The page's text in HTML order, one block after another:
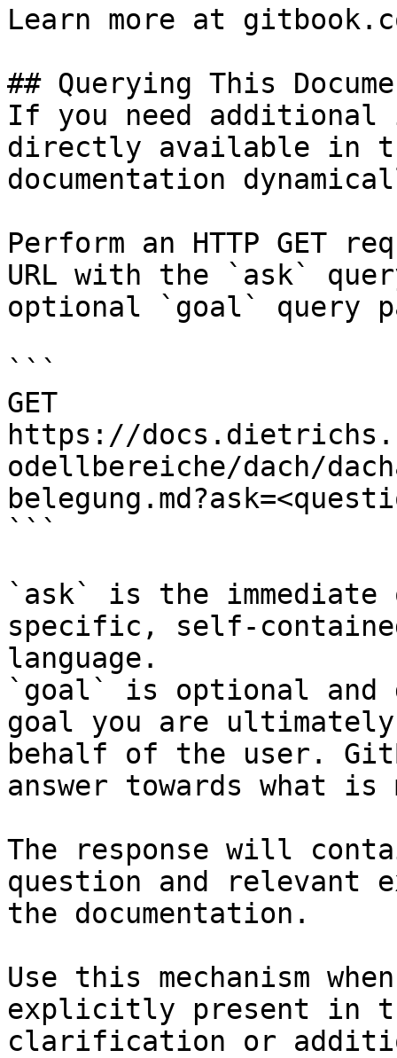
Learn more at
## Querying This
If you need
directly available in
documentation
Perform an HTTP GET
URL with the `ask`
optional `goal` query
```
GET
https://
odellbereiche/dach/
```
`ask` is the
specific, self-
language.
`goal` is optional and
goal you are
behalf of the user.
answer towards what
The response will
question and relevant
the documentation.
Use this mechanism
explicitly present in
clarification or